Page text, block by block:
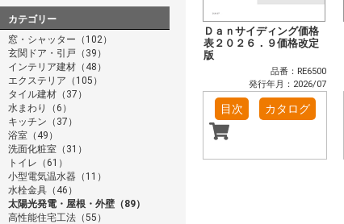
カテゴリー
窓・シャッター（102）
玄関ドア・引戸（39）
インテリア建材（48）
エクステリア（105）
タイル建材（37）
水まわり（6）
キッチン（37）
浴室（49）
洗面化粧室（31）
トイレ（61）
小型電気温水器（11）
水栓金具（46）
太陽光発電・屋根・外壁（89）
高性能住宅工法（55）
Ｄａｎサイディング価格
表２０２６．９価格改定
版
品番：RE6500
発行年月：2026/07
目次 カタログ